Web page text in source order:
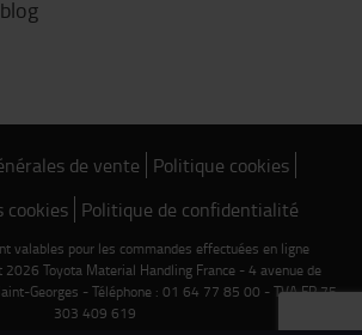
de vente Politique cookies
cookies Politique de confidentialité
valables pour les commandes effectuées en ligne
2026 Toyota Material Handling France - 4 avenue de
Georges - Téléphone : 01 64 77 85 00 - TVA FR 75
303 409 619